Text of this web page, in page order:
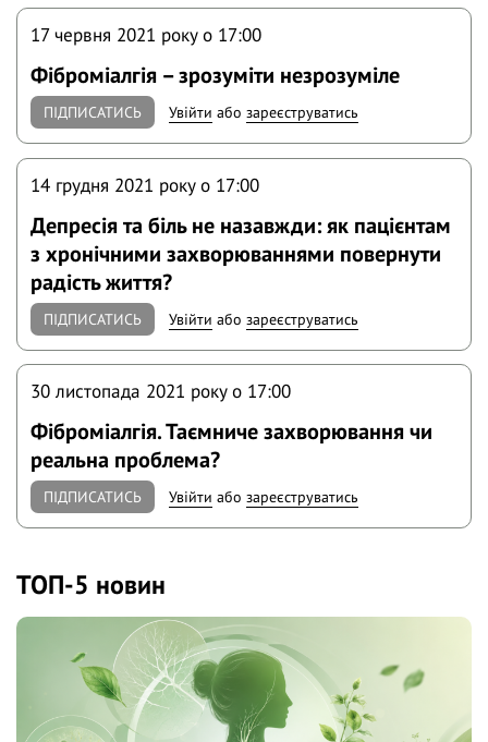
17 червня 2021 року o 17:00
Фіброміалгія – зрозуміти незрозуміле
ПІДПИСАТИСЬ Увійти абозареєструватись
14 грудня 2021 року o 17:00
Депресія та біль не назавжди: як пацієнтам
з хронічними захворюваннями повернути
радість життя?
ПІДПИСАТИСЬ Увійти абозареєструватись
30 листопада 2021 року o 17:00
Фiбромiалгiя. Таємниче захворювання чи
реальна проблема?
ПІДПИСАТИСЬ Увійти абозареєструватись
ТОП-5 новин